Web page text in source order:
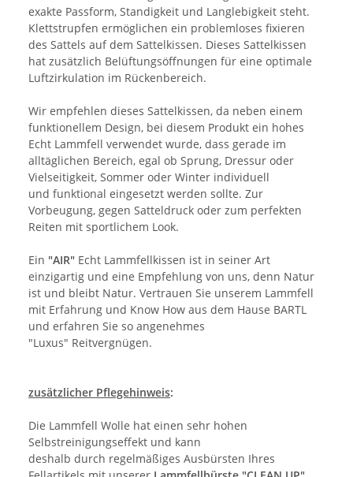
exakte Passform, Standigkeit und Langlebigkeit steht.
Klettstrupfen ermöglichen ein problemloses fixieren
des Sattels auf dem Sattelkissen. Dieses Sattelkissen
hat zusätzlich Belüftungsöffnungen für eine optimale
Luftzirkulation im Rückenbereich.
Wir empfehlen dieses Sattelkissen, da neben einem
funktionellem Design, bei diesem Produkt ein hohes
Echt Lammfell verwendet wurde, dass gerade im
alltäglichen Bereich, egal ob Sprung, Dressur oder
Vielseitigkeit, Sommer oder Winter individuell
und funktional eingesetzt werden sollte. Zur
Vorbeugung, gegen Satteldruck oder zum perfekten
Reiten mit sportlichem Look.
Ein "AIR" Echt Lammfellkissen ist in seiner Art
einzigartig und eine Empfehlung von uns, denn Natur
ist und bleibt Natur. Vertrauen Sie unserem Lammfell
mit Erfahrung und Know How aus dem Hause BARTL
und erfahren Sie so angenehmes
"Luxus" Reitvergnügen.
zusätzlicher Pflegehinweis:
Die Lammfell Wolle hat einen sehr hohen
Selbstreinigungseffekt und kann
deshalb durch regelmäßiges Ausbürsten Ihres